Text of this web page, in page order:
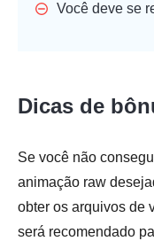
Você deve se
Dicas de
Se você não
animação raw
obter os arquivos de
será recomendado